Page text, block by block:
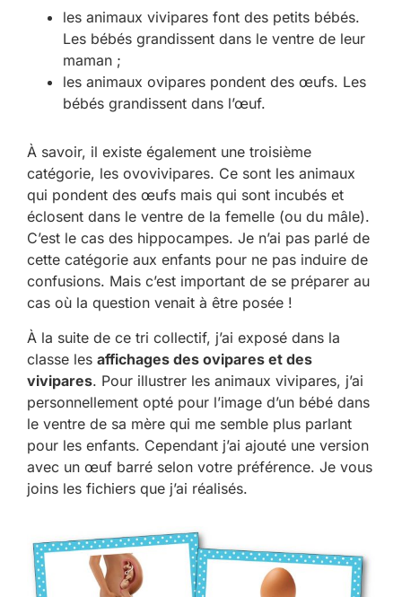
les animaux vivipares font des petits bébés.
Les bébés grandissent dans le ventre de leur
maman ;
les animaux ovipares pondent des œufs. Les
bébés grandissent dans l’œuf.
À savoir, il existe également une troisième
catégorie, les ovovivipares. Ce sont les animaux
qui pondent des œufs mais qui sont incubés et
éclosent dans le ventre de la femelle (ou du mâle).
C’est le cas des hippocampes. Je n’ai pas parlé de
cette catégorie aux enfants pour ne pas induire de
confusions. Mais c’est important de se préparer au
cas où la question venait à être posée !
À la suite de ce tri collectif, j’ai exposé dans la
classe les affichages des ovipares et des
vivipares. Pour illustrer les animaux vivipares, j’ai
personnellement opté pour l’image d’un bébé dans
le ventre de sa mère qui me semble plus parlant
pour les enfants. Cependant j’ai ajouté une version
avec un œuf barré selon votre préférence. Je vous
joins les fichiers que j’ai réalisés.